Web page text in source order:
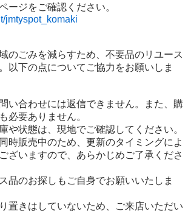
jmtyspot_komaki
のごみを減らすため、不要品のリユース
以下の点についてご協力をお願いしま
い合わせには返信できません。また、購
必要ありません。
や状態は、現地でご確認してください。
時販売中のため、更新のタイミングによ
ざいますので、あらかじめご了承くださ
品のお探しもご自身でお願いいたしま
置きはしていないため、ご来店いただい